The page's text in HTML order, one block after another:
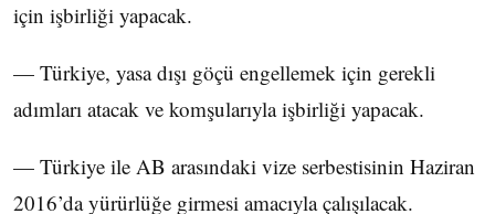
için işbirliği yapacak.
— Türkiye, yasa dışı göçü engellemek için gerekli
adımları atacak ve komşularıyla işbirliği yapacak.
— Türkiye ile AB arasındaki vize serbestisinin Haziran
2016’da yürürlüğe girmesi amacıyla çalışılacak.